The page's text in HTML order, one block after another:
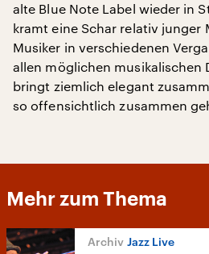
alte Blue Note Label wieder in
kramt eine Schar relativ junger
Musiker in verschiedenen
allen möglichen musikalischen
bringt ziemlich elegant
so offensichtlich zusammen
Mehr zum Thema
Jazz Live